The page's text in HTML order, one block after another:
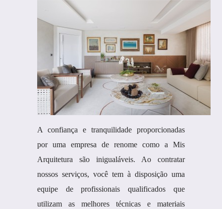
A confiança e tranquilidade proporcionadas
por uma empresa de renome como a Mis
Arquitetura são inigualáveis. Ao contratar
nossos serviços, você tem à disposição uma
equipe de profissionais qualificados que
utilizam as melhores técnicas e materiais